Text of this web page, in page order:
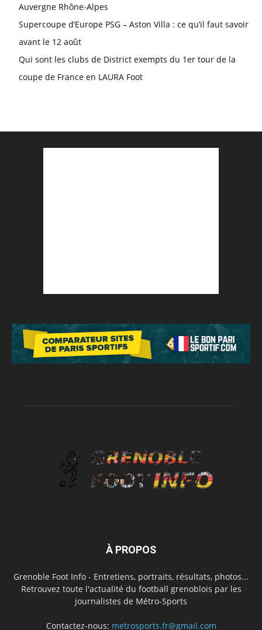
Auvergne Rhône-Alpes
Supercoupe d’Europe PSG – Aston Villa : ce qu’il faut savoir
avant le 12 août
Qui sont les clubs de District exempts du 1er tour de la
coupe de France en LAURA Foot
À PROPOS
Grenoble Foot Info - Entretiens, portraits, résultats, photos...
Retrouvez toute l'actualité du football grenoblois par les
journalistes de Métro-Sports
Contactez-nous: metrosports.fr@gmail.com